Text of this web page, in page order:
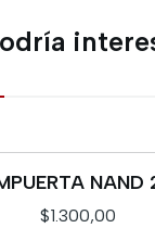
NAND
$1.300,00